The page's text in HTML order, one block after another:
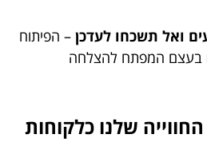
ואל תשכחו לעדכן – הפיתוח
בעצם המפתח להצלחה
שלנו כלקוחות